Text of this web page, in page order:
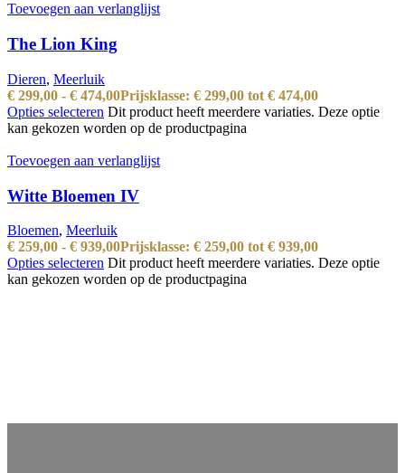
Toevoegen aan verlanglijst
The Lion King
Dieren, Meerluik
€ 299,00 - € 474,00Prijsklasse: € 299,00 tot € 474,00
Opties selecteren Dit product heeft meerdere variaties. Deze optie
kan gekozen worden op de productpagina
Toevoegen aan verlanglijst
Witte Bloemen IV
Bloemen, Meerluik
€ 259,00 - € 939,00Prijsklasse: € 259,00 tot € 939,00
Opties selecteren Dit product heeft meerdere variaties. Deze optie
kan gekozen worden op de productpagina